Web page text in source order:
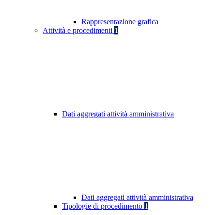
Rappresentazione grafica
Attività e procedimenti 1
Dati aggregati attività amministrativa
Dati aggregati attività amministrativa
Tipologie di procedimento 1